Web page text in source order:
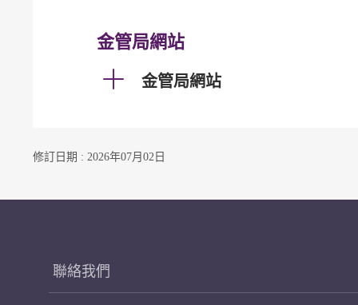
金管局網站
金管局網站
修訂日期 : 2026年07月02日
聯絡我們